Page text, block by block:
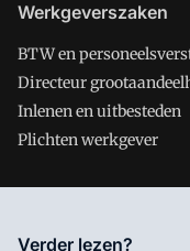
Werkgeverszaken
BTW en
Directeur
Inlenen en uitbesteden
Plichten werkgever
Salarisnet is onderdeel
Verder lezen?